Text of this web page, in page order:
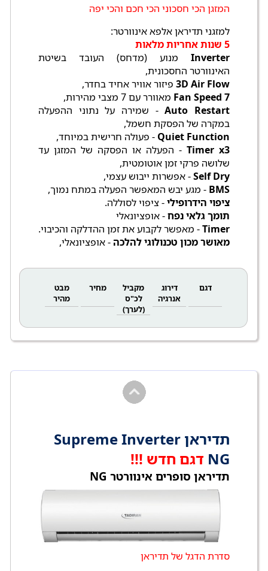
המזגן הכי חסכוני הכי חכם והכי יפה
למזגני תדיראן אלפא אינוורטר:
5 שנות אחריות מלאות
Inverter מנוע (מדחס) העובד בשיטת
האינוורטר החסכונית,
3D Air Flow פיזור אוויר אחיד בחדר,
7 Fan Speed
מאוורר עם 7 מצבי מהירות,
Auto Restart- שמירה על נתוני ההפעלה
במקרה של הפסקת חשמל,
Quiet Function - פעולה חרישית במיוחד,
Timer x3 - הפעלה או הפסקה של המזגן עד
שלושה פרקי זמן אוטומטית,
Self Dry- אפשרות ייבוש עצמי,
BMS - מגע יבש המאפשר הפעלה במתח נמוך,
ציפוי הידרופילי- ציפוי לסוללה.
תומך גלאי נפח- אופציונאלי
Timer- מאפשר לקבוע את זמן ההדלקה והכיבוי.
מאושר מכון טכנולוגי להלכה- אופציונאלי,
דגם
דירוג
אנרגיה
מקביל
לכ"ס
(לערך)
מחיר
מבט
מהיר
תדיראן Supreme Inverter
NG דגם חדש !!!
תדיראן סופרים אינוורטר NG
סדרת הדגל של תדיראן